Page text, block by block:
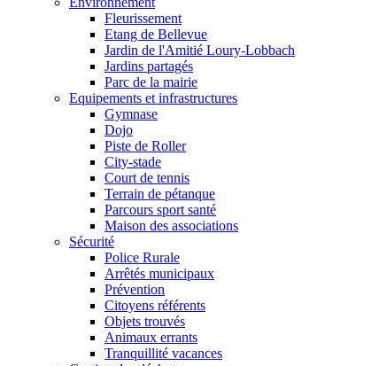
Fleurissement
Etang de Bellevue
Jardin de l'Amitié Loury-Lobbach
Jardins partagés
Parc de la mairie
Equipements et infrastructures
Gymnase
Dojo
Piste de Roller
City-stade
Court de tennis
Terrain de pétanque
Parcours sport santé
Maison des associations
Sécurité
Police Rurale
Arrêtés municipaux
Prévention
Citoyens référents
Objets trouvés
Animaux errants
Tranquillité vacances